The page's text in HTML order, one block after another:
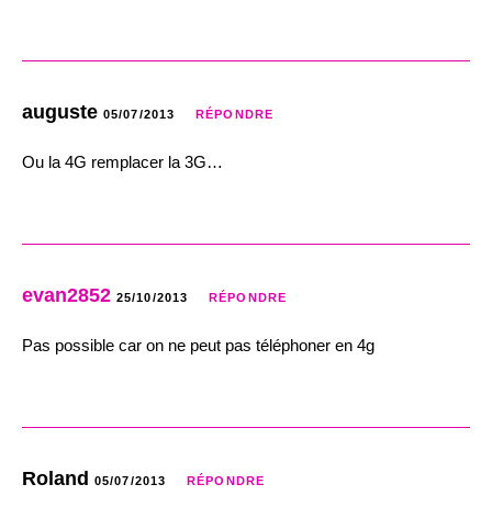
auguste 05/07/2013 RÉPONDRE
Ou la 4G remplacer la 3G…
evan2852 25/10/2013 RÉPONDRE
Pas possible car on ne peut pas téléphoner en 4g
Roland 05/07/2013 RÉPONDRE